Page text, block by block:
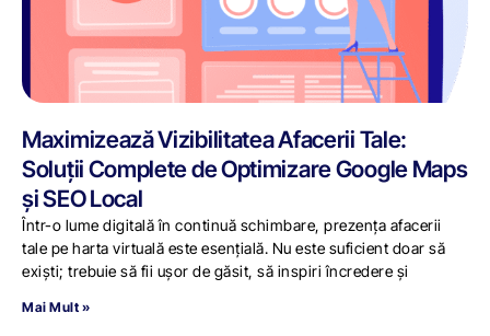
Maximizează Vizibilitatea Afacerii Tale:
Soluții Complete de Optimizare Google Maps
și SEO Local
Într-o lume digitală în continuă schimbare, prezența afacerii
tale pe harta virtuală este esențială. Nu este suficient doar să
exiști; trebuie să fii ușor de găsit, să inspiri încredere și
Mai Mult »